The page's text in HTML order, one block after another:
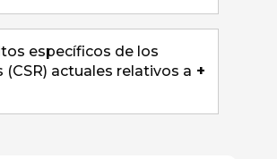
específicos de los
(CSR) actuales relativos a +